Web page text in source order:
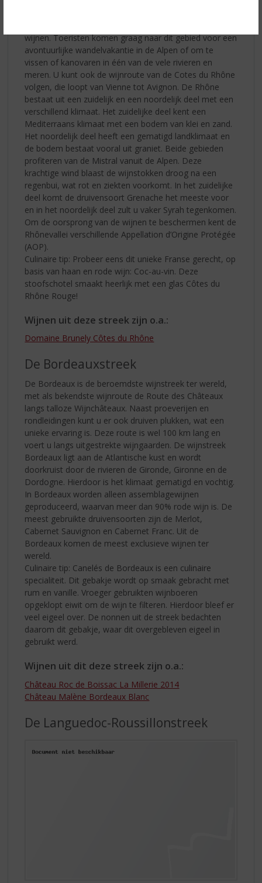
wijnen. Toeristen komen graag naar dit gebied voor een
avontuurlijke wandelvakantie in de Alpen of om te
vissen of kanovaren in één van de vele rivieren en
meren. U kunt ook de wijnroute van de Cotes du Rhône
volgen, die loopt van Vienne tot Avignon. De Rhône
bestaat uit een zuidelijk en een noordelijk deel met een
verschillend klimaat. Het zuidelijke deel kent een
Mediterraans klimaat met een bodem van klei en zand.
Het noordelijk deel heeft een gematigd landklimaat en
de bodem bestaat vooral uit graniet. Beide gebieden
profiteren van de Mistral vanuit de Alpen. Deze
krachtige wind blaast de wijnstokken droog na een
regenbui, wat rot en ziekten voorkomt. In het zuidelijke
deel komt de druivensoort Grenache het meeste voor
en in het noordelijk deel zult u vaker Syrah tegenkomen.
Om de oorsprong van de wijnen te beschermen kent de
Rhônevallei verschillende Appellation d’Origine Protégée
(AOP).
Culinaire tip: Probeer eens dit unieke Franse gerecht, op
basis van haan en rode wijn: Coc-au-vin. Deze
stoofschotel smaakt heerlijk met een glas Côtes du
Rhône Rouge!
Wijnen uit deze streek zijn o.a.:
Domaine Brunely Côtes du Rhône
De Bordeauxstreek
De Bordeaux is de beroemdste wijnstreek ter wereld,
met als bekendste wijnroute de Route des Châteaux
langs talloze Wijnchâteaux. Naast proeverijen en
rondleidingen kunt u er ook druiven plukken, wat een
unieke ervaring is. Deze route is wel 100 km lang en
voert u langs uitgestrekte wijngaarden. De wijnstreek
Bordeaux ligt aan de Atlantische kust en wordt
doorkruist door de rivieren de Gironde, Gironne en de
Dordogne. Hierdoor is het klimaat gematigd en vochtig.
In Bordeaux worden alleen assemblagewijnen
geproduceerd, waarvan meer dan 90% rode wijn is. De
meest gebruikte druivensoorten zijn de Merlot,
Cabernet Sauvignon en Cabernet Franc. Uit de
Bordeaux komen de meest exclusieve wijnen ter
wereld.
Culinaire tip: Canelés de Bordeaux is een culinaire
specialiteit. Dit gebakje wordt op smaak gebracht met
rum en vanille. Vroeger gebruikten wijnboeren
opgeklopt eiwit om de wijn te filteren. Hierdoor bleef er
veel eigeel over. De nonnen uit de streek bedachten
daarom dit gebakje, waar dit overgebleven eigeel in
gebruikt werd.
Wijnen uit dit deze streek zijn o.a.:
Château Roc de Boissac La Millerie 2014
Château Malène Bordeaux Blanc
De Languedoc-Roussillonstreek